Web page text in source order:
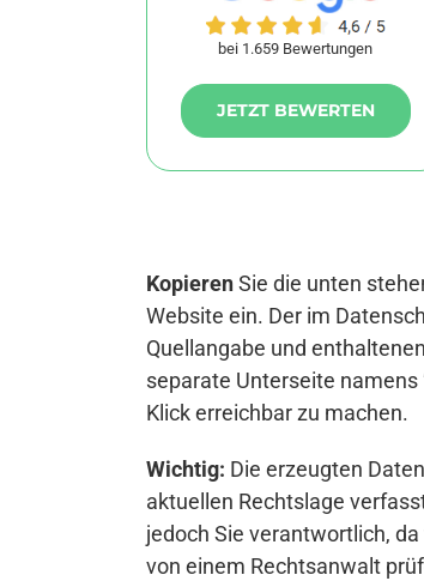
bei 1.659 Bewertungen
JETZT BEWERTEN
KopierenSie die unten
Website ein. Der im
Quellangabe und
separate Unterseite
Klick erreichbar zu machen.
Wichtig: Die erzeugten
aktuellen Rechtslage
jedoch Sie verantwortlich,
von einem Rechtsanwalt